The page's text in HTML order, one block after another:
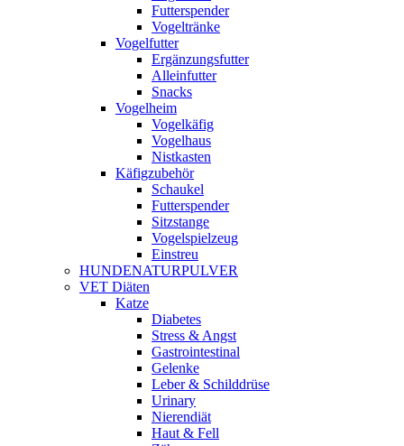
Futterspender
Vogeltränke
Vogelfutter
Ergänzungsfutter
Alleinfutter
Snacks
Vogelheim
Vogelkäfig
Vogelhaus
Nistkasten
Käfigzubehör
Schaukel
Futterspender
Sitzstange
Vogelspielzeug
Einstreu
HUNDENATURPULVER
VET Diäten
Katze
Diabetes
Stress & Angst
Gastrointestinal
Gelenke
Leber & Schilddrüse
Urinary
Nierendiät
Haut & Fell